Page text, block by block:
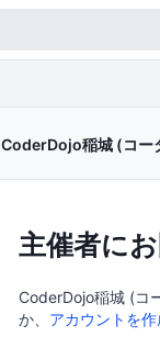
CoderDojo稲城 (コ
主催者に
CoderDojo稲城 (コ
か、 アカウントを